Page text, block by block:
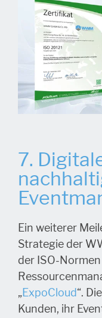
7.
Ein weiterer
Strategie der
der ISO-
„ExpoCloud“.
Kunden, ihr